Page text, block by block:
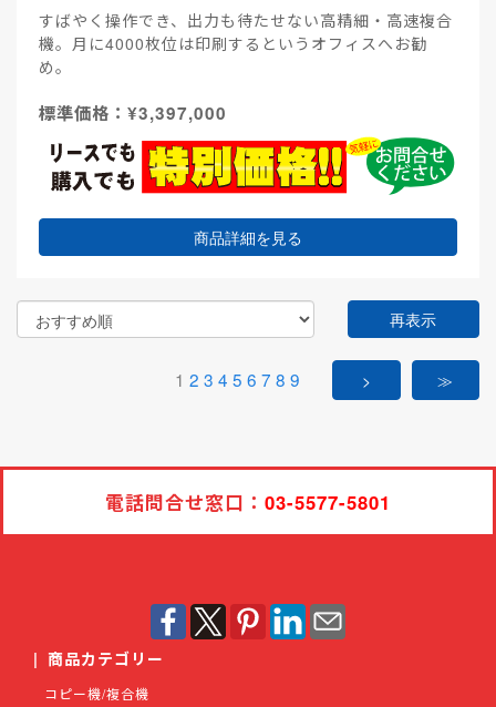
すばやく操作でき、出力も待たせない高精細・高速複合
機。月に4000枚位は印刷するというオフィスへお勧
め。
標準価格：¥3,397,000
商品詳細を見る
再表示
1 2 3 4 5 6 7 8 9 > ≫
電話問合せ窓口： 03-5577-5801
| 商品カテゴリー
コピー機/複合機